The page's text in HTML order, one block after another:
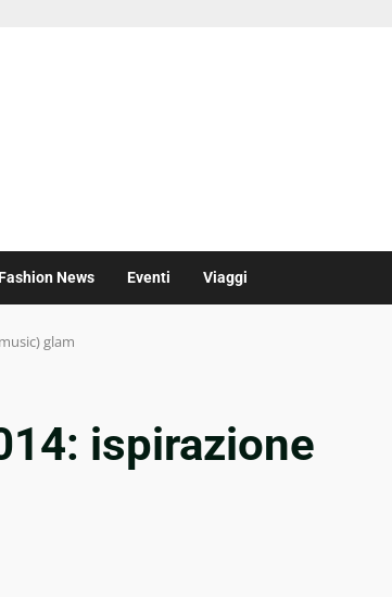
News Eventi Viaggi
glam
ispirazione